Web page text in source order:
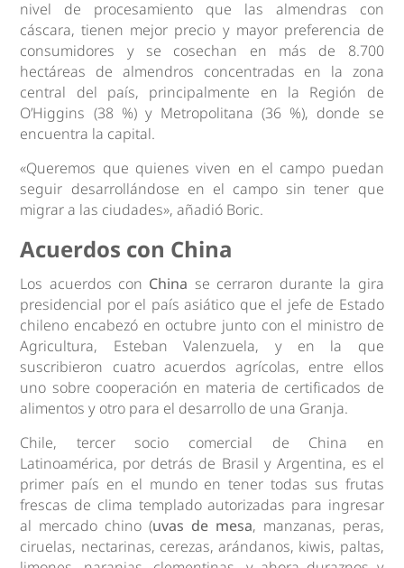
nivel de procesamiento que las almendras con
cáscara, tienen mejor precio y mayor preferencia de
consumidores y se cosechan en más de 8.700
hectáreas de almendros concentradas en la zona
central del país, principalmente en la Región de
O’Higgins (38 %) y Metropolitana (36 %), donde se
encuentra la capital.
«Queremos que quienes viven en el campo puedan
seguir desarrollándose en el campo sin tener que
migrar a las ciudades», añadió Boric.
Acuerdos con China
Los acuerdos con China se cerraron durante la gira
presidencial por el país asiático que el jefe de Estado
chileno encabezó en octubre junto con el ministro de
Agricultura, Esteban Valenzuela, y en la que
suscribieron cuatro acuerdos agrícolas, entre ellos
uno sobre cooperación en materia de certificados de
alimentos y otro para el desarrollo de una Granja.
Chile, tercer socio comercial de China en
Latinoamérica, por detrás de Brasil y Argentina, es el
primer país en el mundo en tener todas sus frutas
frescas de clima templado autorizadas para ingresar
al mercado chino (uvas de mesa, manzanas, peras,
ciruelas, nectarinas, cerezas, arándanos, kiwis, paltas,